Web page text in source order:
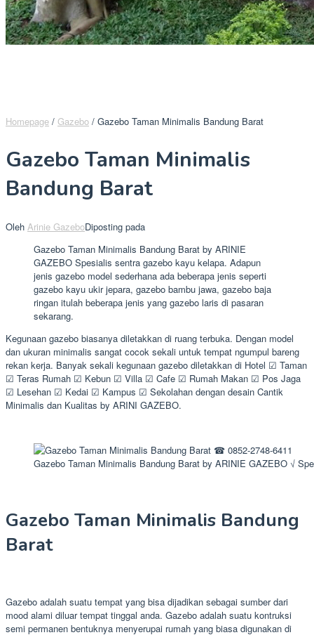
Homepage / Gazebo / Gazebo Taman Minimalis Bandung Barat
Gazebo Taman Minimalis
Bandung Barat
Oleh Arinie GazeboDiposting pada
Gazebo Taman Minimalis Bandung Barat by ARINIE
GAZEBO Spesialis sentra gazebo kayu kelapa. Adapun
jenis gazebo model sederhana ada beberapa jenis seperti
gazebo kayu ukir jepara, gazebo bambu jawa, gazebo baja
ringan itulah beberapa jenis yang gazebo laris di pasaran
sekarang.
Kegunaan gazebo biasanya diletakkan di ruang terbuka. Dengan model
dan ukuran minimalis sangat cocok sekali untuk tempat ngumpul bareng
rekan kerja. Banyak sekali kegunaan gazebo diletakkan di Hotel ☑ Taman
☑ Teras Rumah ☑ Kebun ☑ Villa ☑ Cafe ☑ Rumah Makan ☑ Pos Jaga
☑ Lesehan ☑ Kedai ☑ Kampus ☑ Sekolahan dengan desain Cantik
Minimalis dan Kualitas by ARINI GAZEBO.
Gazebo Taman Minimalis Bandung Barat by ARINIE GAZEBO √
Gazebo Taman Minimalis Bandung
Barat
Gazebo adalah suatu tempat yang bisa dijadikan sebagai sumber dari
mood alami diluar tempat tinggal anda. Gazebo adalah suatu kontruksi
semi permanen bentuknya menyerupai rumah yang biasa digunakan di